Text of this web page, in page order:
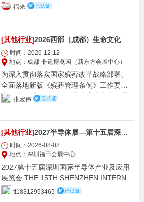
采购、技术对接与趋势研讨的高效平台。
026安徽橡胶展览会 举办时间：2026年9月
20日（周日）—9月23日（周三） 举办地
点：安徽·合肥滨湖国际会展中心 同期背
景：衔接2026世界制造业大会（9月20—2
3日，合肥）市场化展览板块，与“2026泛
长三角⁺国际塑胶产业博览会”同馆联动，共
享塑胶—橡胶全产业链观众资源与商贸流
量。 覆盖橡胶工业全链条 展会规划橡胶机
体、轮胎及轮胎制造技术、非轮胎橡胶制
品（密封件、胶管胶带、减震件、医用橡
胶）、橡胶循环利用与环保设备、橡塑检
测仪器等核心展区，一站式呈现从“生胶到
制品”的完整产业图谱。 其中，橡胶机械专
区将集中展示密炼、开炼、硫化、挤出、
注塑、成型自动化产线；材料端覆盖丁
苯、顺丁、氯丁、乙丙、丁腈、硅橡胶及
福来
[其他行业]2026西部（成都）生命文化与生态殡葬产业展览会
时间：2026-12-12
地点：成都-非遗博览园（新东方会展中心）
为深入贯彻落实国家殡葬改革战略部署、
全面落地新版《殡葬管理条例》工作要
求，严格对标《四川省节地生态安葬管理
推进惠民殡葬、文明殡葬、绿色殡葬、智
慧殡葬建设，大力推广节地生态安葬模
式、弘扬中华优秀生命礼仪文化、深化殡
葬领域移风易俗工作。 结合西南地区殡葬
产业升级、陵园生态改造、公共服务设施
提质、智慧殡仪数字化建设的迫切市场需
求，特在四川成都举办“西部（成都）生命
张宏伟
[其他行业]2027半导体展—第十五届深圳国际半导体产业展览会
时间：2026-08-08
地点：深圳福田会展中心
2027第十五届深圳国际半导体产业及应用
展览会 THE 15TH SHENZHEN INTERNA
TIONAL SEMICONDUCTOR INDUSTRY
tt18312953465